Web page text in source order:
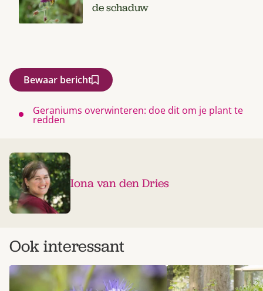
de schaduw
Bewaar bericht
Geraniums overwinteren: doe dit om je plant te
redden
Iona van den Dries
Ook interessant